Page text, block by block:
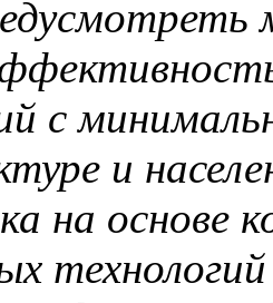
с
и
на основе